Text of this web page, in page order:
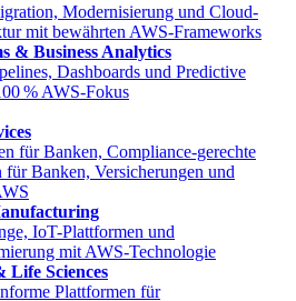
Modernisierung und Cloud-
mit bewährten AWS-Frameworks
& Business Analytics
Dashboards und Predictive
% AWS-Fokus
für Banken, Compliance-gerechte
für Banken, Versicherungen und
IoT-Plattformen und
mit AWS-Technologie
Life Sciences
Plattformen für